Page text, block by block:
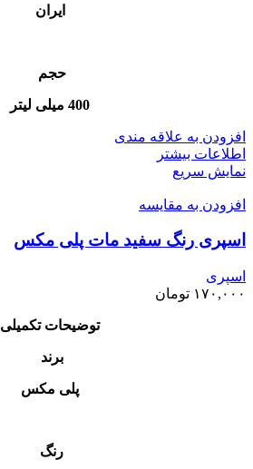
ایران
حجم
400 میلی لیتر
افزودن به علاقه مندی
اطلاعات بیشتر
نمایش سریع
افزودن به مقایسه
اسپری رنگ سفید مات پلی مکس
اسپری
۱۷۰,۰۰۰ تومان
توضیحات تکمیلی
برند
پلی مکس
رنگ